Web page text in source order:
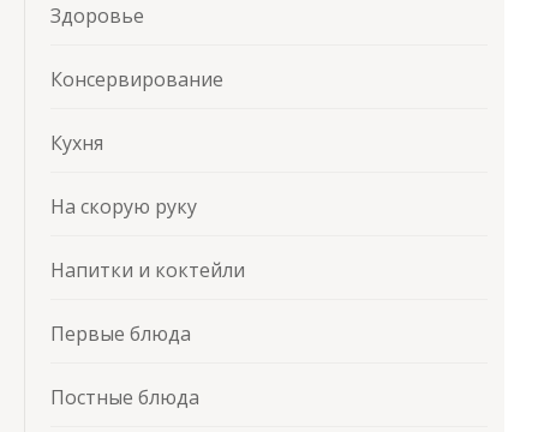
Здоровье
Консервирование
Кухня
На скорую руку
Напитки и коктейли
Первые блюда
Постные блюда